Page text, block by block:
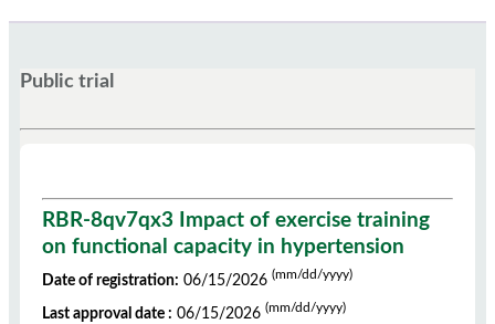
Public trial
RBR-8qv7qx3 Impact of exercise training
on functional capacity in hypertension
Date of registration: 06/15/2026 (mm/dd/yyyy)
Last approval date : 06/15/2026 (mm/dd/yyyy)